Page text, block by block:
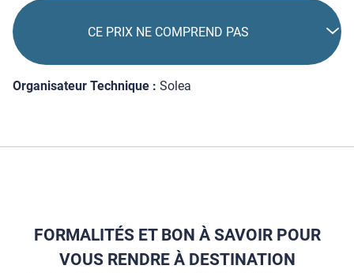
CE PRIX NE COMPREND PAS
Organisateur Technique : Solea
FORMALITÉS ET BON À SAVOIR POUR
VOUS RENDRE À DESTINATION